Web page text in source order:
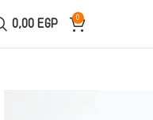
0
0,00 EGP